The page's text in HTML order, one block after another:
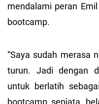
mendalami peran
bootcamp.
“Saya sudah merasa
turun. Jadi dengan
untuk berlatih
bootcamp senjata,